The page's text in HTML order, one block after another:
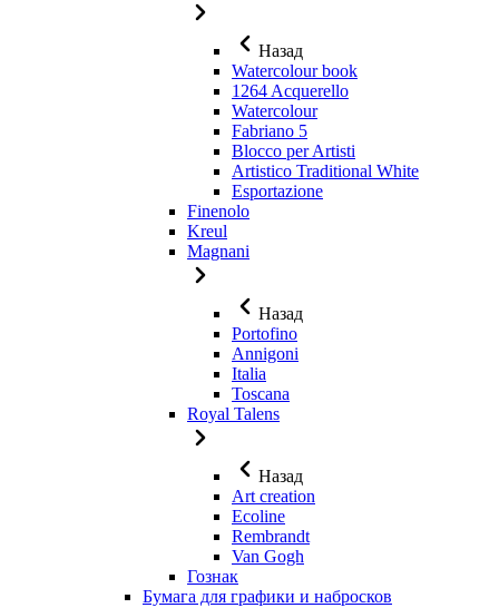
Назад
Watercolour book
1264 Acquerello
Watercolour
Fabriano 5
Blocco per Artisti
Artistico Traditional White
Esportazione
Finenolo
Kreul
Magnani
Назад
Portofino
Annigoni
Italia
Toscana
Royal Talens
Назад
Art creation
Ecoline
Rembrandt
Van Gogh
Гознак
Бумага для графики и набросков